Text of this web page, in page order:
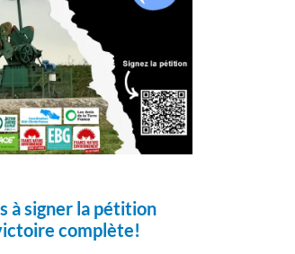
à signer la pétition
complète!